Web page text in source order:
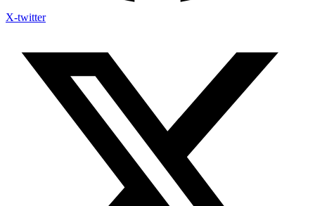
X-twitter